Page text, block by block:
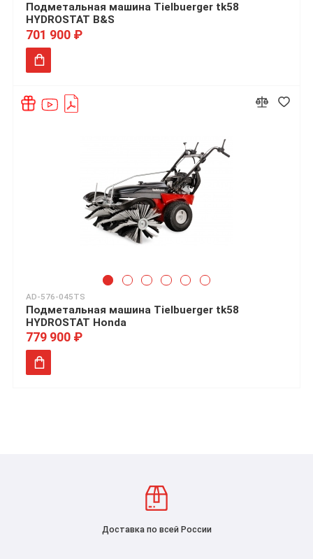
Подметальная машина Tielbuerger tk58
HYDROSTAT B&S
701 900 ₽
AD-576-045TS
Подметальная машина Tielbuerger tk58
HYDROSTAT Honda
779 900 ₽
Доставка по всей России